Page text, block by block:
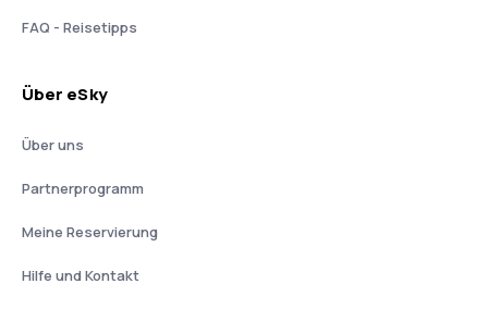
FAQ - Reisetipps
Über eSky
Über uns
Partnerprogramm
Meine Reservierung
Hilfe und Kontakt